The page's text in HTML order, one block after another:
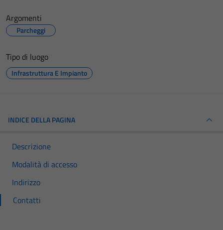
Argomenti
Parcheggi
Tipo di luogo
Infrastruttura E Impianto
INDICE DELLA PAGINA
Descrizione
Modalità di accesso
Indirizzo
Contatti